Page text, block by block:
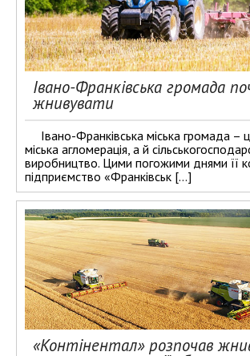
Івано-Франківська громада
жнивувати
Івано-Франківська міська громада –
міська агломерація, а й
виробництво. Цими погожими днями її
підприємство «Франківськ […]
«Контінентал» розпочав